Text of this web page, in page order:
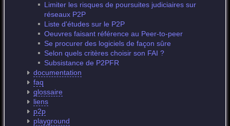
Limiter les risques de poursuites judiciaires sur
réseaux P2P
Liste d'études sur le P2P
Oeuvres faisant référence au Peer-to-peer
Se procurer des logiciels de façon sûre
Selon quels critères choisir son FAI ?
Subsistance de P2PFR
documentation
faq
glossaire
liens
p2p
playground